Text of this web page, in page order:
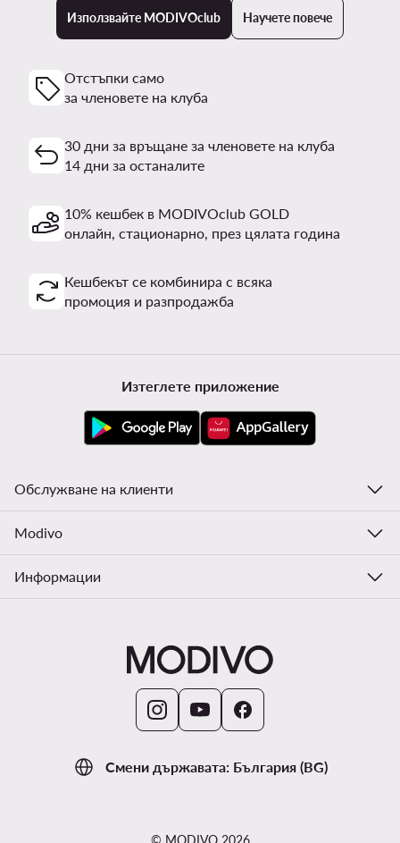
Използвайте MODIVOclub Научете повече
Отстъпки само
за членовете на клуба
30 дни за връщане за членовете на клуба
14 дни за останалите
10% кешбек в MODIVOclub GOLD
онлайн, стационарно, през цялата година
Кешбекът се комбинира с всяка
промоция и разпродажба
Смени държавата: България (BG)
Изтеглете приложение
Обслужване на клиенти
Modivo
Информации